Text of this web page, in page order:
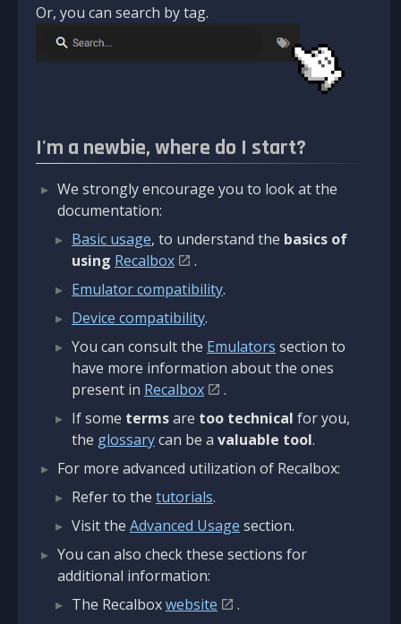
Or, you can search by tag.
I'm a newbie, where do I start?
We strongly encourage you to look at the
documentation:
Basic usage, to understand the basics of
using Recalbox
.
Emulator compatibility.
Device compatibility.
You can consult the Emulators section to
have more information about the ones
present in Recalbox
.
If some termsare too technical for you,
the glossarycan be a valuable tool.
For more advanced utilization of Recalbox:
Refer to the tutorials.
Visit the Advanced Usage section.
You can also check these sections for
additional information:
The Recalboxwebsite
.